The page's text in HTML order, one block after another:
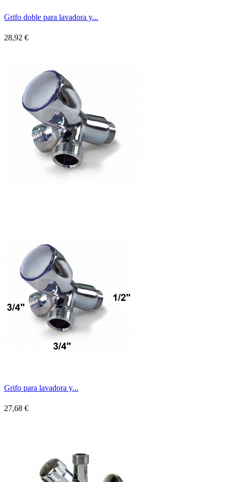
Grifo doble para lavadora y...
28,92 €
Grifo para lavadora y...
27,68 €